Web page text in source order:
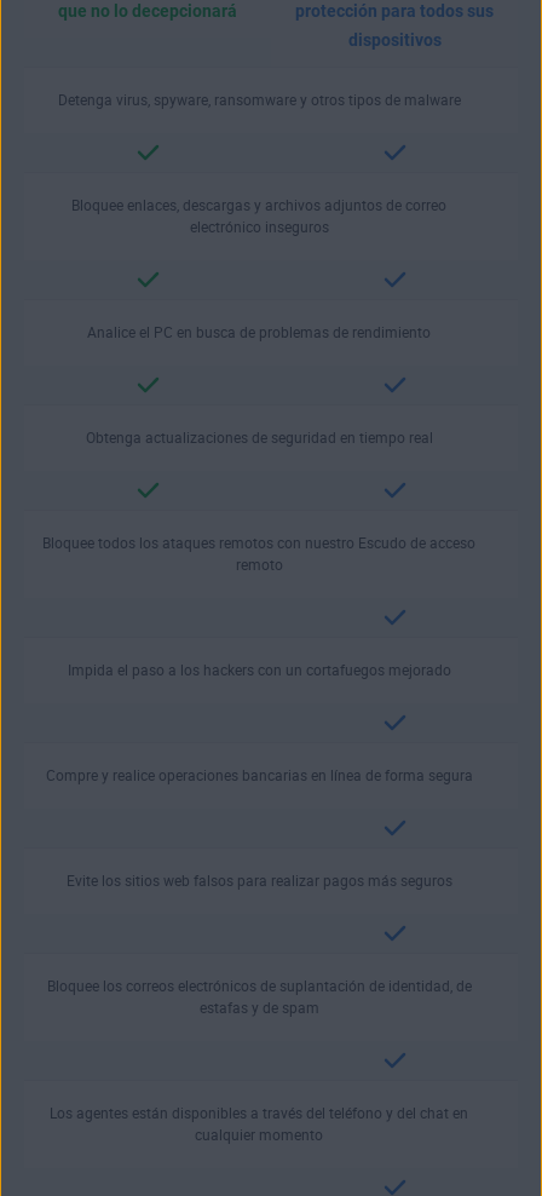
que no lo decepcionará
protección para todos sus
dispositivos
Detenga virus, spyware, ransomware y otros tipos de malware
Bloquee enlaces, descargas y archivos adjuntos de correo
electrónico inseguros
Analice el PC en busca de problemas de rendimiento
Obtenga actualizaciones de seguridad en tiempo real
Bloquee todos los ataques remotos con nuestro Escudo de acceso
remoto
Impida el paso a los hackers con un cortafuegos mejorado
Compre y realice operaciones bancarias en línea de forma segura
Evite los sitios web falsos para realizar pagos más seguros
Bloquee los correos electrónicos de suplantación de identidad, de
estafas y de spam
Los agentes están disponibles a través del teléfono y del chat en
cualquier momento